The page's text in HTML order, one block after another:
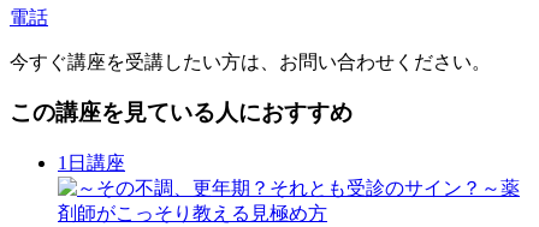
電話
今すぐ講座を受講したい方は、お問い合わせください。
この講座を見ている人におすすめ
1日講座